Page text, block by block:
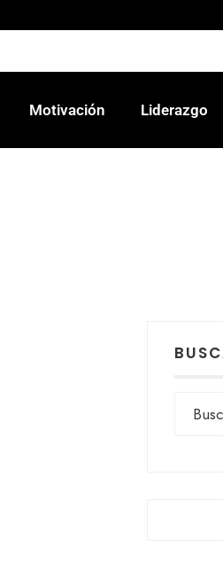
Motivación Liderazgo